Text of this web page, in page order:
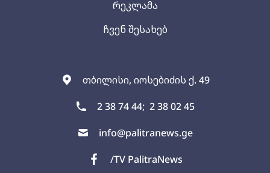
თბილისი, იოსებიძის ქ. 49
2 38 74 44; 2 38 02 45
info@palitranews.ge
/TV PalitraNews
რეკლამა
ჩვენ შესახებ